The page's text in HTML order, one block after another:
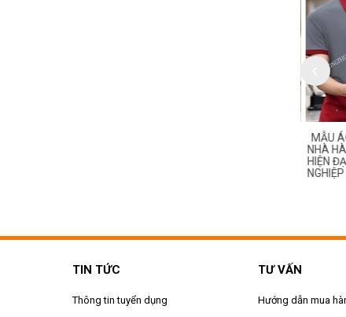
MẪU
NHÀ
HIỆN
NGHIỆP
TIN TỨC
Thông tin tuyển dụng
TƯ VẤN
Hướng dẫn mua